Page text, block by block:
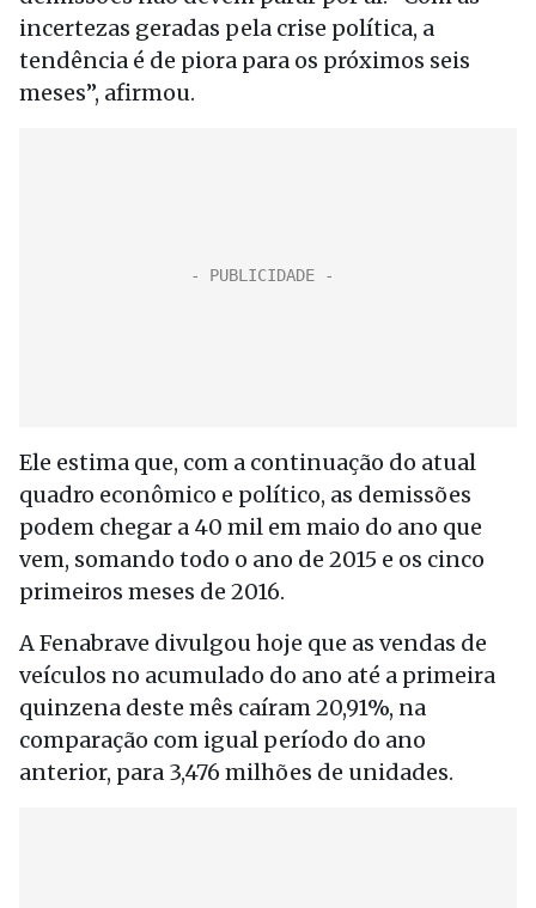
incertezas geradas pela crise política, a
tendência é de piora para os próximos seis
meses”, afirmou.
Ele estima que, com a continuação do atual
quadro econômico e político, as demissões
podem chegar a 40 mil em maio do ano que
vem, somando todo o ano de 2015 e os cinco
primeiros meses de 2016.
A Fenabrave divulgou hoje que as vendas de
veículos no acumulado do ano até a primeira
quinzena deste mês caíram 20,91%, na
comparação com igual período do ano
anterior, para 3,476 milhões de unidades.